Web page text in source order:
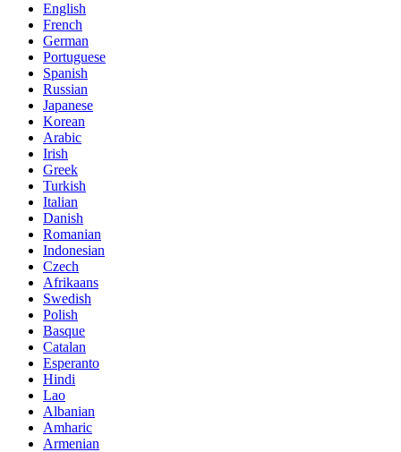
English
French
German
Portuguese
Spanish
Russian
Japanese
Korean
Arabic
Irish
Greek
Turkish
Italian
Danish
Romanian
Indonesian
Czech
Afrikaans
Swedish
Polish
Basque
Catalan
Esperanto
Hindi
Lao
Albanian
Amharic
Armenian